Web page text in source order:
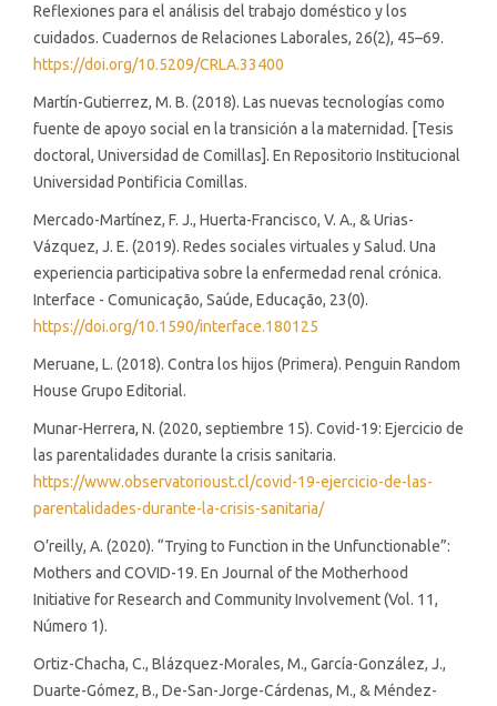
Reflexiones para el análisis del trabajo doméstico y los
cuidados. Cuadernos de Relaciones Laborales, 26(2), 45–69.
https://doi.org/10.5209/CRLA.33400
Martín-Gutierrez, M. B. (2018). Las nuevas tecnologías como
fuente de apoyo social en la transición a la maternidad. [Tesis
doctoral, Universidad de Comillas]. En Repositorio Institucional
Universidad Pontificia Comillas.
Mercado-Martínez, F. J., Huerta-Francisco, V. A., & Urias-
Vázquez, J. E. (2019). Redes sociales virtuales y Salud. Una
experiencia participativa sobre la enfermedad renal crónica.
Interface - Comunicação, Saúde, Educação, 23(0).
https://doi.org/10.1590/interface.180125
Meruane, L. (2018). Contra los hijos (Primera). Penguin Random
House Grupo Editorial.
Munar-Herrera, N. (2020, septiembre 15). Covid-19: Ejercicio de
las parentalidades durante la crisis sanitaria.
https://www.observatorioust.cl/covid-19-ejercicio-de-las-
parentalidades-durante-la-crisis-sanitaria/
O’reilly, A. (2020). “Trying to Function in the Unfunctionable”:
Mothers and COVID-19. En Journal of the Motherhood
Initiative for Research and Community Involvement (Vol. 11,
Número 1).
Ortiz-Chacha, C., Blázquez-Morales, M., García-González, J.,
Duarte-Gómez, B., De-San-Jorge-Cárdenas, M., & Méndez-